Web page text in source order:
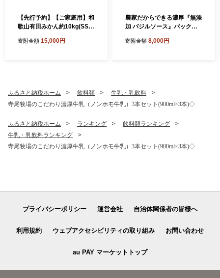
【先行予約】【ご家庭用】和
歌山有田みかん約10kg(SS、
寄附金額 15,000円
農家だからできる濃厚『無添
加 バジルソース』パック入
寄附金額 8,000円
ふるさと納税ホーム 飲料類
牛乳・乳飲料
寺尾牧場のこだわり濃厚牛乳（ノンホモ牛乳）3本セット(900ml×3本)◇
ふるさと納税ホーム ランキング
飲料類ランキング
牛乳・乳飲料ランキング
寺尾牧場のこだわり濃厚牛乳（ノンホモ牛乳）3本セット(900ml×3本)◇
プライバシーポリシー 運営会社 自治体関係者の皆様へ
利用規約 ウェブアクセシビリティの取り組み お問い合わせ
au PAY マーケットトップ